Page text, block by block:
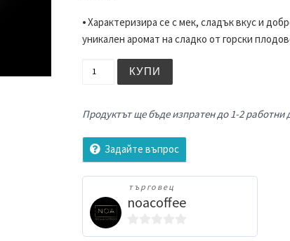
⦁ Характеризира се с мек, сладък вкус и
уникален аромат на сладко от горски
количество за Кафе NOA Rare Find
КУПИ
Продуктът ще бъде изпратен до 1-2 работни
Задайте въпрос
търговец
noacoffee
0